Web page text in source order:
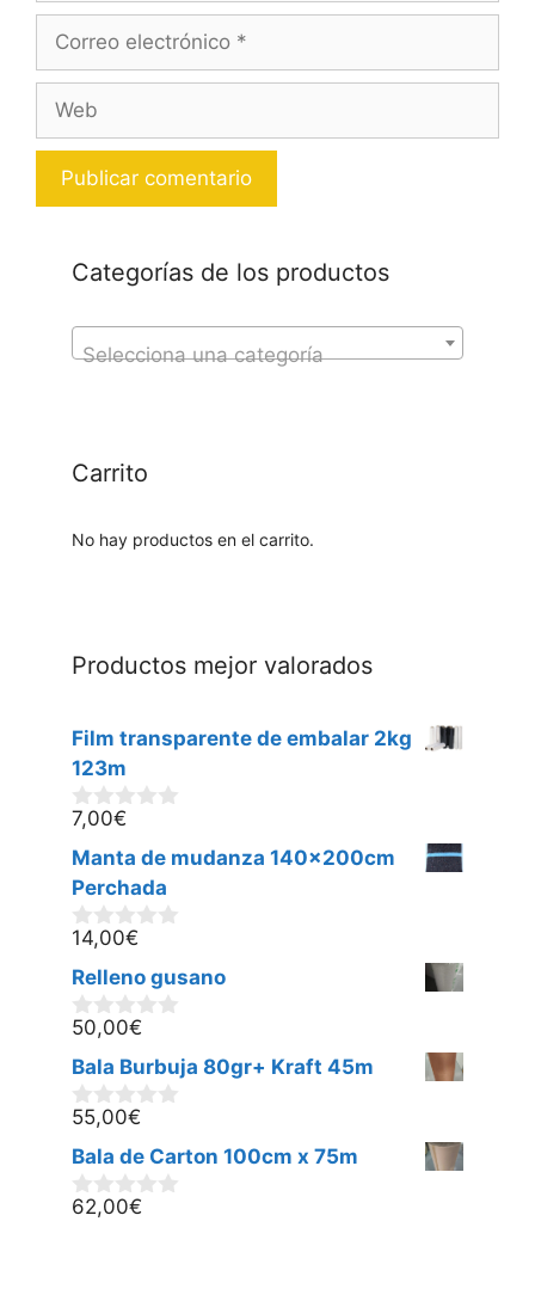
Correo
Web
Categorías de los productos
Selecciona una categoría
Carrito
No hay productos en el carrito.
Productos mejor valorados
Film transparente de embalar 2kg
123m
0
d
e
5
7,00€
Manta de mudanza 140x200cm
Perchada
0
d
e
5
14,00€
Relleno gusano
0
d
e
5
50,00€
Bala Burbuja 80gr+ Kraft 45m
0
d
e
5
55,00€
Bala de Carton 100cm x 75m
0
62,00€